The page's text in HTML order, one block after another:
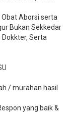
Aborsi serta
Bukan Sekkedar
Dokkter, Serta
/ murahan hasil
yang baik &